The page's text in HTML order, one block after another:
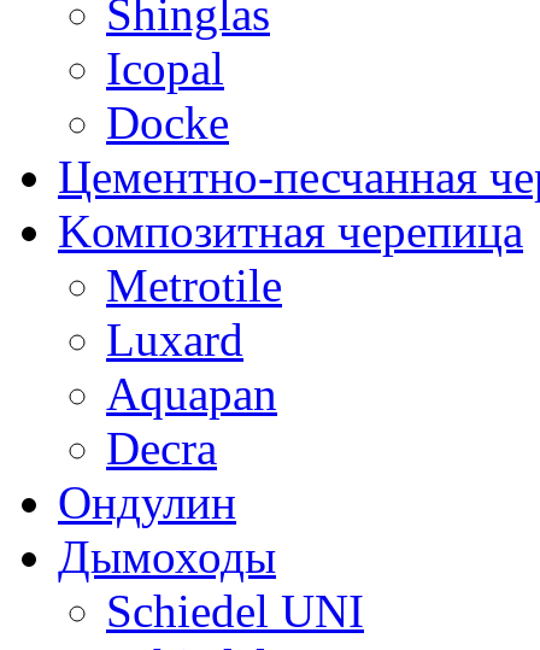
Shinglas
Icopal
Docke
Цементно-песчанная
Kомпозитная черепица
Metrotile
Luxard
Aquapan
Decra
Oндулин
Дымоходы
Sсhiedel UNI